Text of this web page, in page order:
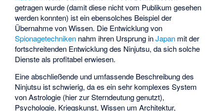
getragen wurde (damit diese nicht vom Publikum gesehen
werden konnten) ist ein ebensolches Beispiel der
Übernahme von Wissen. Die Entwicklung von
Spionagetechniken nahm ihren Ursprung inJapan mit der
fortschreitenden Entwicklung des Ninjutsu, da sich solche
Dienste als profitabel erwiesen.
Eine abschließende und umfassende Beschreibung des
Ninjutsu ist schwierig, da es ein sehr komplexes System
von Astrologie (hier zur Sterndeutung genutzt),
Psychologie, Kriegskunst, Wissen um Architektur,